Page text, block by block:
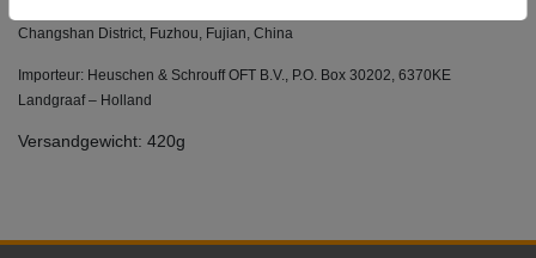
Changshan District, Fuzhou, Fujian, China
Importeur: Heuschen & Schrouff OFT B.V., P.O. Box 30202, 6370KE
Landgraaf – Holland
Versandgewicht: 420g